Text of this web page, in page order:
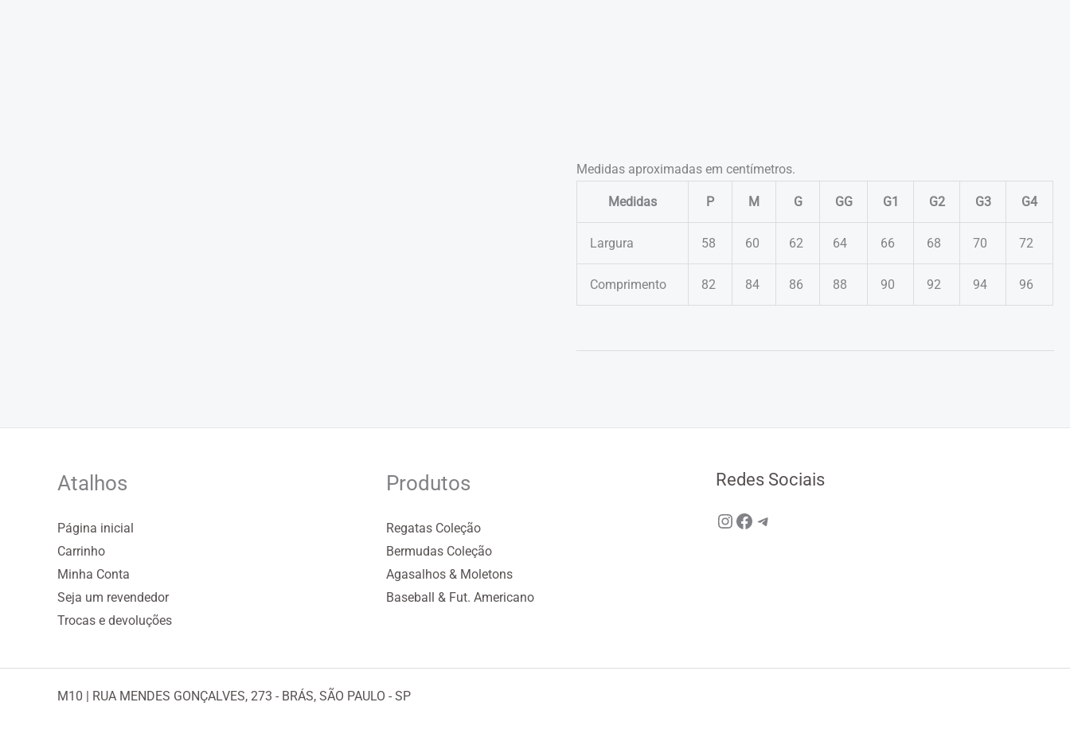
Medidas aproximadas em centímetros.
Medidas P M G GG G1 G2 G3 G4
Largura 58 60 62 64 66 68 70 72
Comprimento 82 84 86 88 90 92 94 96
Atalhos
Página inicial
Carrinho
Minha Conta
Seja um revendedor
Trocas e devoluções
Produtos
Regatas Coleção
Bermudas Coleção
Agasalhos & Moletons
Baseball & Fut. Americano
Redes Sociais
Instagram
Facebook
Telegram
M10 | RUA MENDES GONÇALVES, 273 - BRÁS, SÃO PAULO - SP